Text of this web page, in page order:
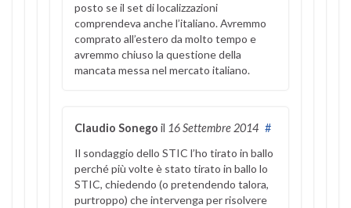
posto se il set di localizzazioni
comprendeva anche l’italiano. Avremmo
comprato all’estero da molto tempo e
avremmo chiuso la questione della
mancata messa nel mercato italiano.
Claudio Sonego il 16 Settembre 2014 #
Il sondaggio dello STIC l’ho tirato in ballo
perché più volte è stato tirato in ballo lo
STIC, chiedendo (o pretendendo talora,
purtroppo) che intervenga per risolvere